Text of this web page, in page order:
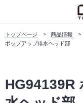
トップページ 商品情報
ポップアップ排水ヘッド部
HG94139R